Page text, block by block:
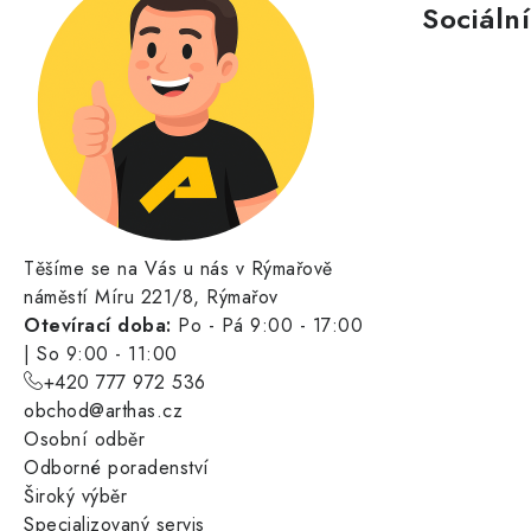
Těšíme se na Vás u nás v Rýmařově
náměstí Míru 221/8, Rýmařov
Otevírací doba: Po - Pá 9:00 - 17:00
| So 9:00 - 11:00
+420 777 972 536
obchod@arthas.cz
Osobní odběr
Odborné poradenství
Široký výběr
Specializovaný servis